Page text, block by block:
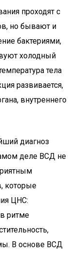
проходят с
но бывают и
бактериями,
холодный
тела
развивается,
внутреннего
диагноз
деле ВСД не
которые
ЦНС:
ритме
В основе ВСД